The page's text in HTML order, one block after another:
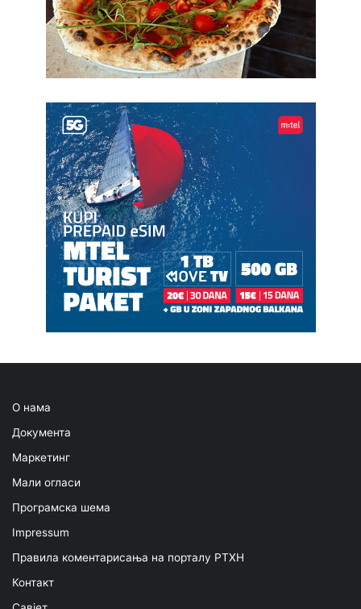
О нама
Документа
Маркетинг
Мали огласи
Програмска шема
Impressum
Правила коментарисања на порталу РТХН
Контакт